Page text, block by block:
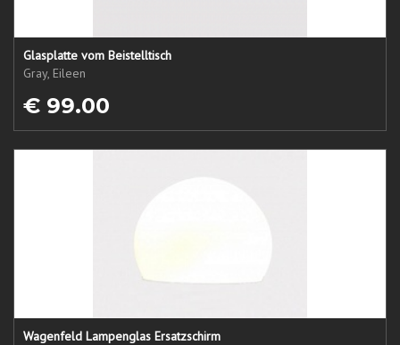
Glasplatte vom Beistelltisch
Gray, Eileen
€ 99.00
Wagenfeld Lampenglas Ersatzschirm